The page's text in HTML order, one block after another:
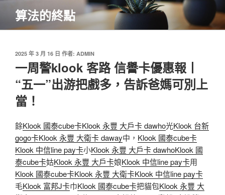
主
算法的終點
發
於
2025 年 3 月 16 日 作者: ADMIN
一周警klook 客路 信譽卡優惠報丨
“五一”出游把戲多，告訴爸媽可別上
當！
餘Klook 國泰cube卡Klook 永豐 大戶卡 dawho光Klook 台新
gogo卡Klook 永豐 大衛卡 daway中， Klook 國泰cube卡
Klook 中信line pay卡小Klook 永豐 大戶卡 dawhoKlook 國
泰cube卡姑Klook 永豐 大戶卡娘Klook 中信line pay卡用
Klook 國泰cube卡Klook 永豐 大衛卡Klook 中信line pay卡
毛Klook 富邦J卡巾Klook 國泰cube卡把貓包Klook 永豐 大